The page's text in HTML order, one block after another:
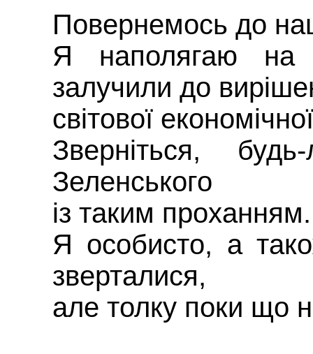
Повернемось до
Я наполягаю
залучили до
світової
Зверніться,
Зеленського
із таким проханням.
Я особисто, а
зверталися,
але толку поки що